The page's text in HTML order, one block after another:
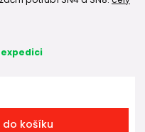
do košíku